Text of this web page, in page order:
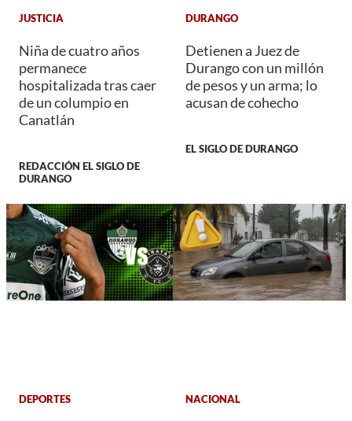
JUSTICIA
Niña de cuatro años
permanece
hospitalizada tras caer
de un columpio en
Canatlán
REDACCIÓN EL SIGLO DE
DURANGO
DURANGO
Detienen a Juez de
Durango con un millón
de pesos y un arma; lo
acusan de cohecho
EL SIGLO DE DURANGO
DEPORTES NACIONAL